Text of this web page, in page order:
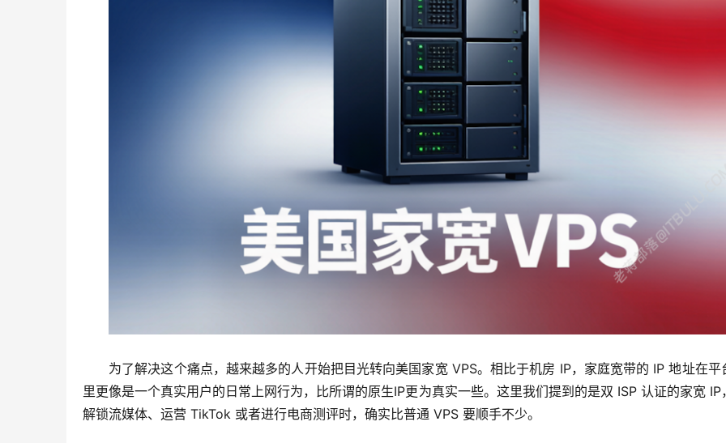
为了解决这个痛点，越来越多的人开始把目光转向美国家宽 VPS。相比于机房 IP，家庭宽带的 IP 地址在平
里更像是一个真实用户的日常上网行为，比所谓的原生IP更为真实一些。这里我们提到的是双 ISP 认证的家宽 IP
解锁流媒体、运营 TikTok 或者进行电商测评时，确实比普通 VPS 要顺手不少。